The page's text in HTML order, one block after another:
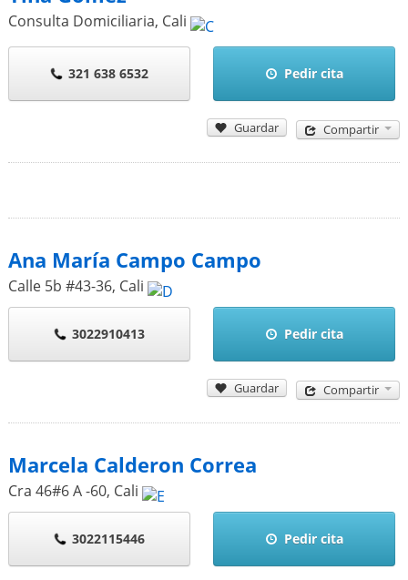
Consulta Domiciliaria, Cali
321 638 6532 Pedir cita
Guardar Compartir
Ana María Campo Campo
Calle 5b #43-36, Cali
3022910413 Pedir cita
Guardar Compartir
Marcela Calderon Correa
Cra 46#6 A -60, Cali
3022115446 Pedir cita